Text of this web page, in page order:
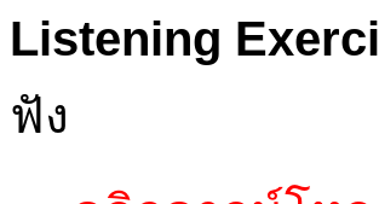
Listening
ฟัง